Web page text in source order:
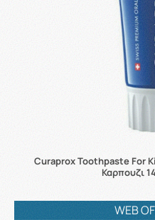
Curaprox Toothpaste For
Καρπουζι
WEB